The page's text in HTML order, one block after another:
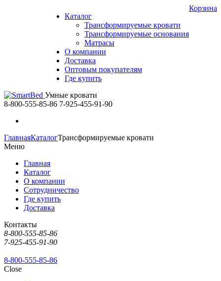
Каталог
Трансформируемые кровати
Трансформируемые основания
Матрасы
О компании
Доставка
Оптовым покупателям
Где купить
Корзина
Умные кровати
8-800-555-85-86 7-925-455-91-90
ГлавнаяКаталогТрансформируемые кровати
Меню
Главная
Каталог
О компании
Сотрудничество
Где купить
Доставка
Контакты
8-800-555-85-86
7-925-455-91-90
8-800-555-85-86
Close